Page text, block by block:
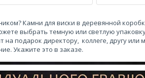
Камни для виски в деревянной
выбрать темную или светлую
на подарок директору, коллеге, другу или
Укажите это в заказе.